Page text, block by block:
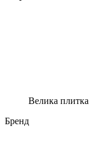
Велика плитка
Бренд